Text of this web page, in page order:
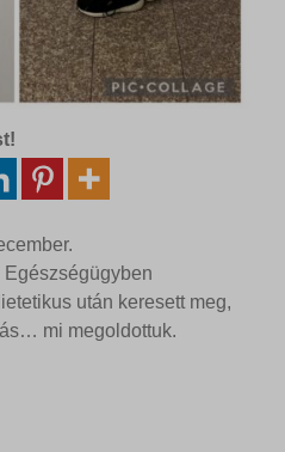
Egészségügyben
után keresett meg,
mi megoldottuk.